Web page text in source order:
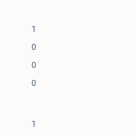
1
0
0
0
1